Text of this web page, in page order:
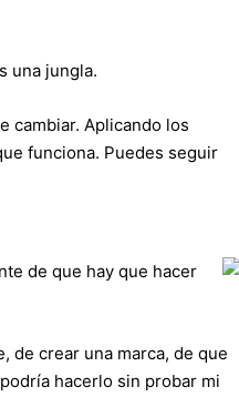
una jungla.
cambiar. Aplicando los
funciona. Puedes seguir
de que hay que hacer
de crear una marca, de que
hacerlo sin probar mi